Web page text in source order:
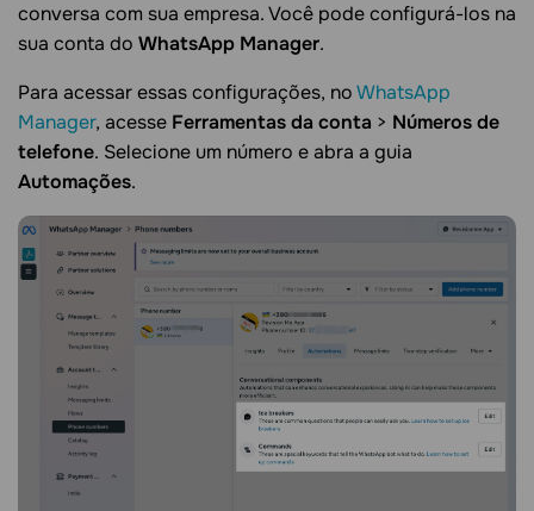
conversa com sua empresa. Você pode configurá-los na
sua conta do WhatsApp Manager.
Para acessar essas configurações, noWhatsApp
Manager, acesse Ferramentas da conta > Números de
telefone. Selecione um número e abra a guia
Automações.